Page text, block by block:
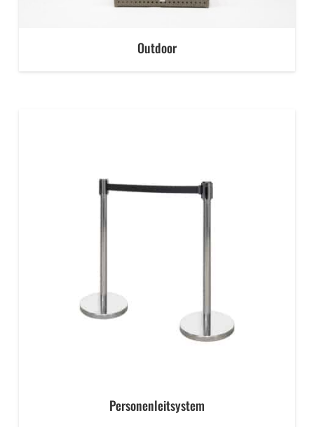
Outdoor
Personenleitsystem